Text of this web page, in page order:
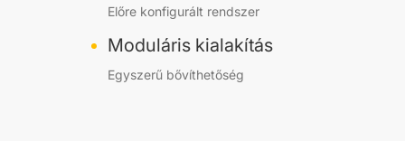
Előre konfigurált rendszer
Moduláris kialakítás
Egyszerű bővíthetőség